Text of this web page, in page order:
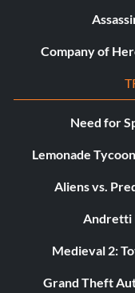
Stärkung von Stärke,
Trigger sowie die X-
liegt bei etwa 900,
Der R-L-X-Cheat
mit bereits
wird das Spiel
Company of
Need for
Lemonade
Aliens vs.
Andretti
Medieval 2:
Grand Theft